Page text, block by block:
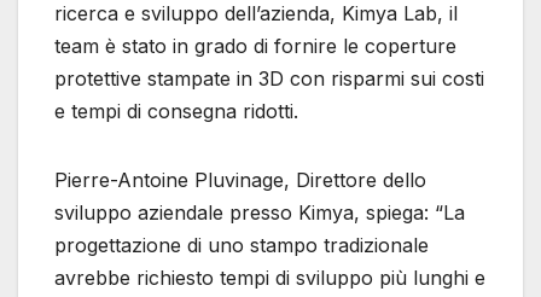
ricerca e sviluppo dell’azienda, Kimya Lab, il
team è stato in grado di fornire le coperture
protettive stampate in 3D con risparmi sui costi
e tempi di consegna ridotti.
Pierre-Antoine Pluvinage, Direttore dello
sviluppo aziendale presso Kimya, spiega: “La
progettazione di uno stampo tradizionale
avrebbe richiesto tempi di sviluppo più lunghi e